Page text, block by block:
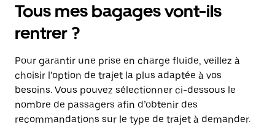
Tous mes bagages vont-ils
rentrer ?
Pour garantir une prise en charge fluide, veillez à
choisir l’option de trajet la plus adaptée à vos
besoins. Vous pouvez sélectionner ci-dessous le
nombre de passagers afin d’obtenir des
recommandations sur le type de trajet à demander.